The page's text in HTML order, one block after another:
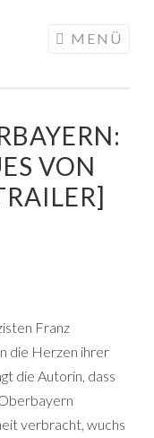
MENÜ
VON
Franz
die Herzen ihrer
die Autorin, dass
verbracht, wuchs